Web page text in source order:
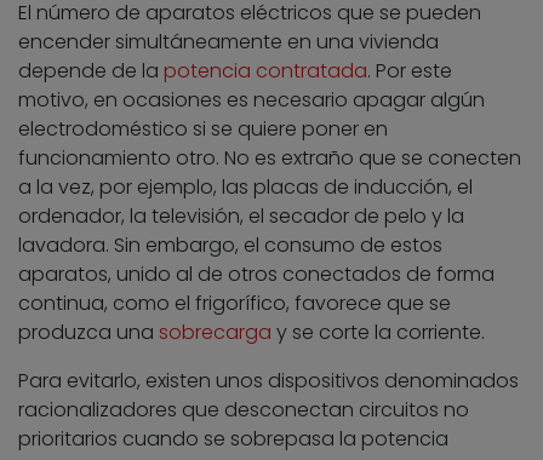
El número de aparatos eléctricos que se pueden
encender simultáneamente en una vivienda
depende de la potencia contratada. Por este
motivo, en ocasiones es necesario apagar algún
electrodoméstico si se quiere poner en
funcionamiento otro. No es extraño que se conecten
a la vez, por ejemplo, las placas de inducción, el
ordenador, la televisión, el secador de pelo y la
lavadora. Sin embargo, el consumo de estos
aparatos, unido al de otros conectados de forma
continua, como el frigorífico, favorece que se
produzca una sobrecarga y se corte la corriente.
Para evitarlo, existen unos dispositivos denominados
racionalizadores que desconectan circuitos no
prioritarios cuando se sobrepasa la potencia